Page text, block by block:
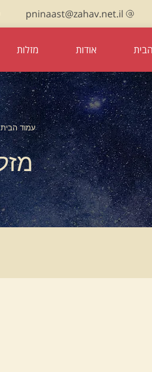
pninaast@zahav.net.il
אודות מזלות
עמוד הבית